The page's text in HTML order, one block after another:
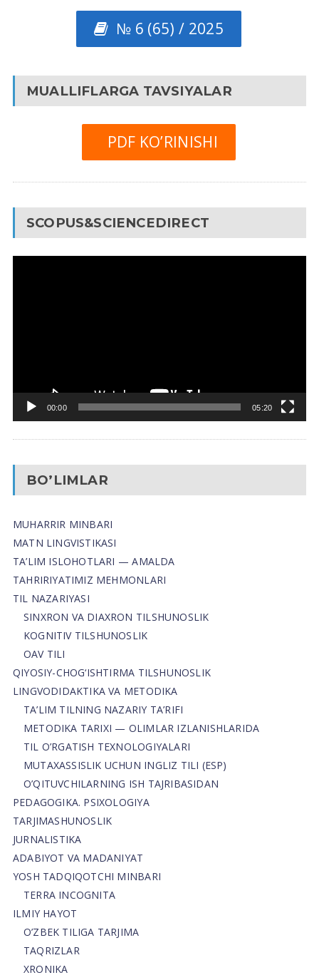
№ 6 (65) / 2025
MUALLIFLARGA TAVSIYALAR
PDF KO’RINISHI
SCOPUS&SCIENCEDIRECT
00:00 05:20
BO’LIMLAR
MUHARRIR MINBARI
MATN LINGVISTIKASI
TA’LIM ISLOHOTLARI — AMALDA
TAHRIRIYATIMIZ MEHMONLARI
TIL NAZARIYASI
SINXRON VA DIAXRON TILSHUNOSLIK
KOGNITIV TILSHUNOSLIK
OAV TILI
QIYOSIY-CHOG‘ISHTIRMA TILSHUNOSLIK
LINGVODIDAKTIKA VA METODIKA
TA’LIM TILNING NAZARIY TA’RIFI
METODIKA TARIXI — OLIMLAR IZLANISHLARIDA
TIL O’RGATISH TEXNOLOGIYALARI
MUTAXASSISLIK UCHUN INGLIZ TILI (ESP)
O’QITUVCHILARNING ISH TAJRIBASIDAN
PEDAGOGIKA. PSIXOLOGIYA
TARJIMASHUNOSLIK
JURNALISTIKA
ADABIYOT VA MADANIYAT
YOSH TADQIQOTCHI MINBARI
TERRA INCOGNITA
ILMIY HAYOT
O’ZBEK TILIGA TARJIMA
TAQRIZLAR
XRONIKA